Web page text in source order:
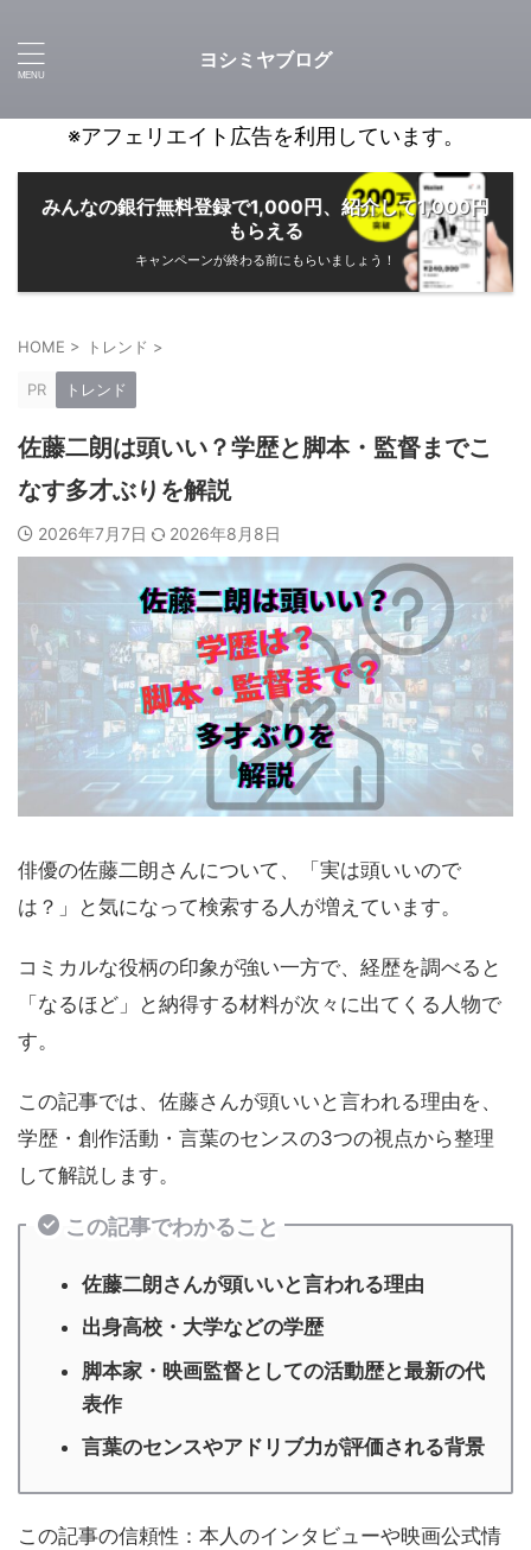
ヨシミヤブログ
※アフェリエイト広告を利用しています。
みんなの銀行無料登録で1,000円、紹介して1,000円
もらえる
キャンペーンが終わる前にもらいましょう！
HOME > トレンド >
PR トレンド
佐藤二朗は頭いい？学歴と脚本・監督までこ
なす多才ぶりを解説
2026年7月7日 2026年8月8日
俳優の佐藤二朗さんについて、「実は頭いいので
は？」と気になって検索する人が増えています。
コミカルな役柄の印象が強い一方で、経歴を調べると
「なるほど」と納得する材料が次々に出てくる人物で
す。
この記事では、佐藤さんが頭いいと言われる理由を、
学歴・創作活動・言葉のセンスの3つの視点から整理
して解説します。
この記事でわかること
佐藤二朗さんが頭いいと言われる理由
出身高校・大学などの学歴
脚本家・映画監督としての活動歴と最新の代
表作
言葉のセンスやアドリブ力が評価される背景
この記事の信頼性：本人のインタビューや映画公式情